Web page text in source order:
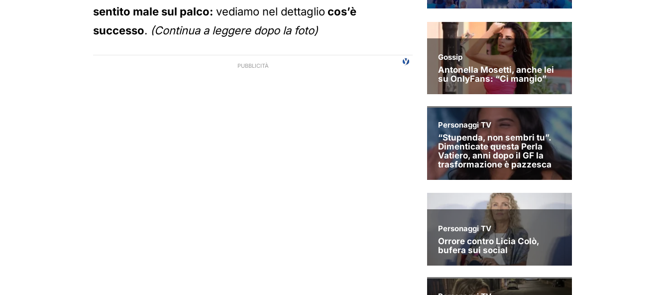
sentito male sul palco: vediamo nel dettaglio cos’è
successo. (Continua a leggere dopo la foto)